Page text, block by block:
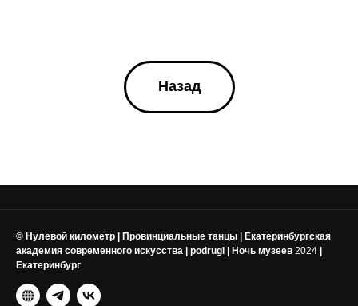
Назад
© Нулевой километр | Провинциальные танцы | Екатеринбургская
академия современного искусства | podrugi | Ночь музеев 2024 |
Екатеринбург